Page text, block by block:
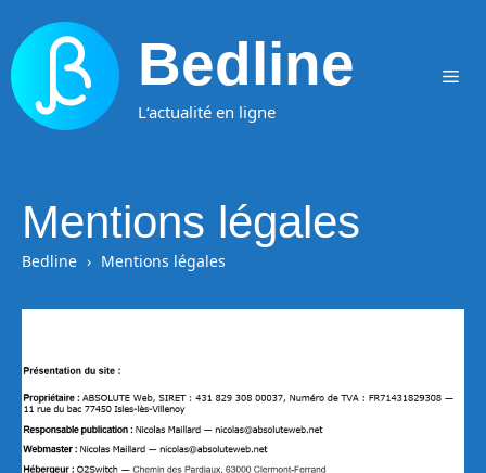
au
contenu
Bedline
L‘actualité en ligne
Mentions légales
Bedline Mentions légales